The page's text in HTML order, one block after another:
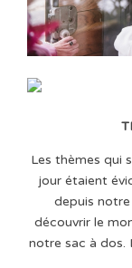
Les thèmes qui
jour étaient
depuis notre
découvrir le
notre sac à dos.